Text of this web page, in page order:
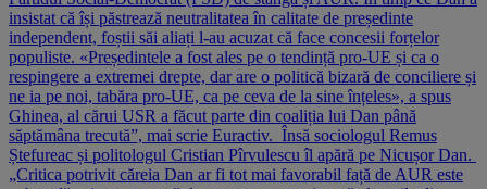
insistat că își păstrează neutralitatea în calitate de președinte
independent, foștii săi aliați l-au acuzat că face concesii forțelor
populiste. «Președintele a fost ales pe o tendință pro-UE și ca o
respingere a extremei drepte, dar are o politică bizară de conciliere și
ne ia pe noi, tabăra pro-UE, ca pe ceva de la sine înțeles», a spus
Ghinea, al cărui USR a făcut parte din coaliția lui Dan până
săptămâna trecută”, mai scrie Euractiv. Însă sociologul Remus
Ștefureac și politologul Cristian Pîrvulescu îl apără pe Nicușor Dan.
„Critica potrivit căreia Dan ar fi tot mai favorabil față de AUR este